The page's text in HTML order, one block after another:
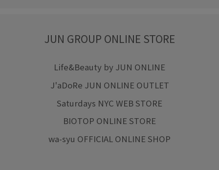
JUN GROUP ONLINE STORE
Life&Beauty by JUN ONLINE
J'aDoRe JUN ONLINE OUTLET
Saturdays NYC WEB STORE
BIOTOP ONLINE STORE
wa-syu OFFICIAL ONLINE SHOP